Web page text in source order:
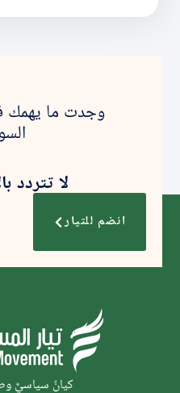
وجدت ما يهمك
لا تتردد
انضم للتيار
كيانٌ سياسيٌّ